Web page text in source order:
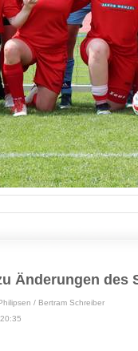
Änderungen des
/ Bertram Schreiber